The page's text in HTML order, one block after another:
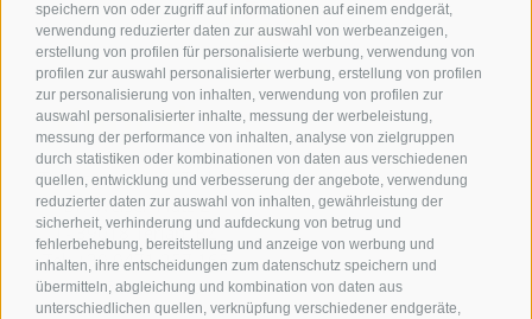
speichern von oder zugriff auf informationen auf einem endgerät,
verwendung reduzierter daten zur auswahl von werbeanzeigen,
erstellung von profilen für personalisierte werbung, verwendung von
profilen zur auswahl personalisierter werbung, erstellung von profilen
zur personalisierung von inhalten, verwendung von profilen zur
auswahl personalisierter inhalte, messung der werbeleistung,
messung der performance von inhalten, analyse von zielgruppen
durch statistiken oder kombinationen von daten aus verschiedenen
quellen, entwicklung und verbesserung der angebote, verwendung
reduzierter daten zur auswahl von inhalten, gewährleistung der
sicherheit, verhinderung und aufdeckung von betrug und
fehlerbehebung, bereitstellung und anzeige von werbung und
inhalten, ihre entscheidungen zum datenschutz speichern und
übermitteln, abgleichung und kombination von daten aus
unterschiedlichen quellen, verknüpfung verschiedener endgeräte,
Kontakt
Tourismusverein Terlan
Dr.-Weiser-Platz 2
I - 39018 Terlan BZ
Tel. +39 0471 257 165
info@terlan.info